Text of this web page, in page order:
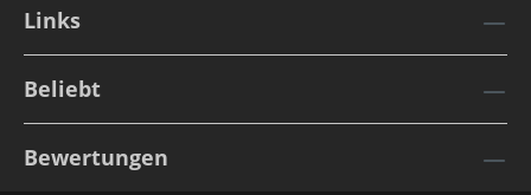
Links
Beliebt
Bewertungen